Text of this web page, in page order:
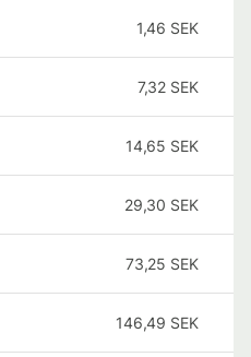
1,46 SEK
7,32 SEK
14,65 SEK
29,30 SEK
73,25 SEK
146,49 SEK